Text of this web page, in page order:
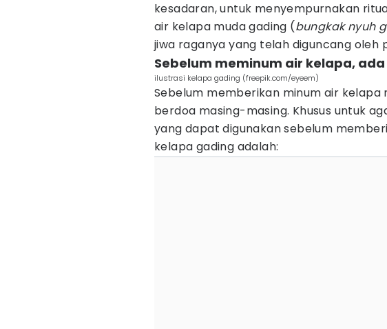
kesadaran, untuk menyempurnakan
air kelapa muda gading (bungkak nyuh
jiwa raganya yang telah diguncang oleh
Sebelum meminum air kelapa,
ilustrasi kelapa gading (freepik.com/eyeem)
Sebelum memberikan minum air kelapa
berdoa masing-masing. Khusus untuk
yang dapat digunakan sebelum
kelapa gading adalah: